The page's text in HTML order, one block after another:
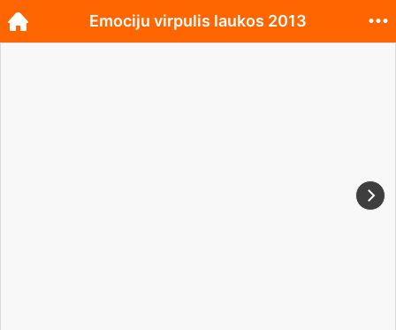
Emociju virpulis laukos 2013